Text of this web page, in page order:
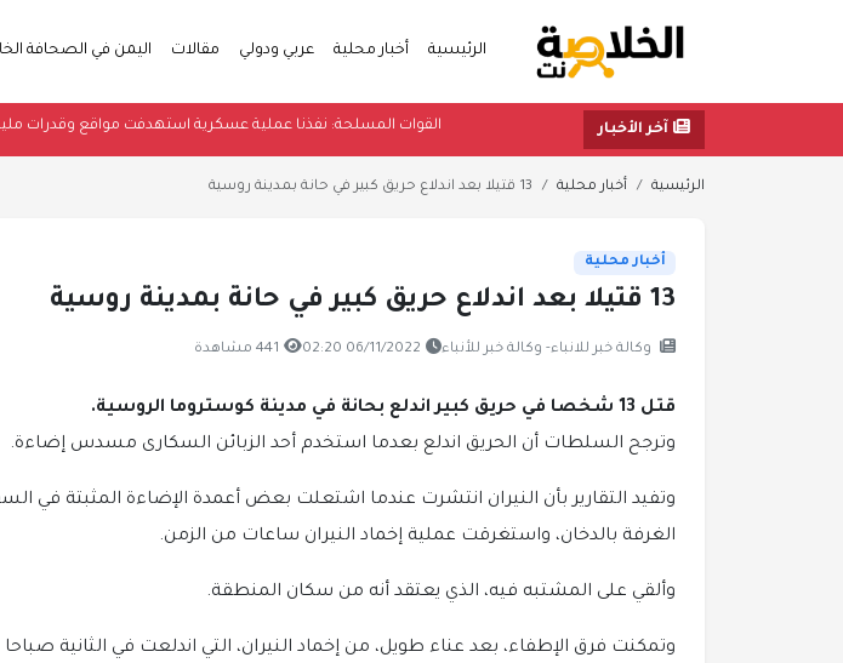
الرئيسية أخبار محلية عربي ودولي مقالات اليمن في الصحافة
آخر الأخبار القوات المسلحة: نفذنا عملية عسكرية استهدفت مواقع
الرئيسية أخبار محلية 13 قتيلا بعد اندلاع حريق كبير في حانة بمدينة روسية
أخبار محلية
13 قتيلا بعد اندلاع حريق كبير في حانة بمدينة روسية
وكالة خبر للانباء- وكالة خبر للأنباء 06/11/2022 02:20 441 مشاهدة
قتل 13 شخصا في حريق كبير اندلع بحانة في مدينة كوستروما الروسية.
وترجح السلطات أن الحريق اندلع بعدما استخدم أحد الزبائن السكارى مسدس إضاءة.
وتفيد التقارير بأن النيران انتشرت عندما اشتعلت بعض أعمدة الإضاءة المثبتة في
الغرفة بالدخان، واستغرقت عملية إخماد النيران ساعات من الزمن.
وألقي على المشتبه فيه، الذي يعتقد أنه من سكان المنطقة.
وتمكنت فرق الإطفاء، بعد عناء طويل، من إخماد النيران، التي اندلعت في الثانية صباحا